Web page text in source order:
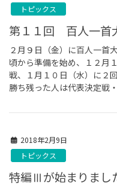
トピックス
第１１回 百人一首
２月９日（金）に百人一首
頃から準備を始め、１２月
戦、１月１０日（水）に２
勝ち残った人は代表決定戦
2018年2月9日
トピックス
特編Ⅲが始まりまし